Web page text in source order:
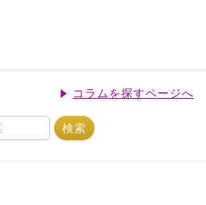
コラムを探すページへ